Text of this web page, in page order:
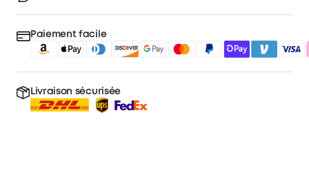
Paiement facile
Livraison sécurisée